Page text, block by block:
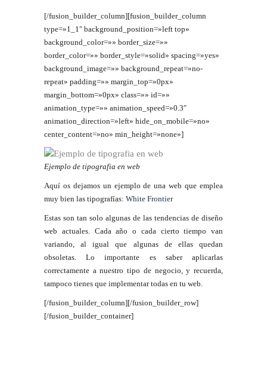
[/fusion_builder_column][fusion_builder_column
type=»1_1″ background_position=»left top»
background_color=»» border_size=»»
border_color=»» border_style=»solid» spacing=»yes»
background_image=»» background_repeat=»no-
repeat» padding=»» margin_top=»0px»
margin_bottom=»0px» class=»» id=»»
animation_type=»» animation_speed=»0.3″
animation_direction=»left» hide_on_mobile=»no»
center_content=»no» min_height=»none»]
Ejemplo de tipografia en web
Aquí os dejamos un ejemplo de una web que emplea
muy bien las tipografías: White Frontier
Estas son tan solo algunas de las tendencias de diseño
web actuales. Cada año o cada cierto tiempo van
variando, al igual que algunas de ellas quedan
obsoletas. Lo importante es saber aplicarlas
correctamente a nuestro tipo de negocio, y recuerda,
tampoco tienes que implementar todas en tu web.
[/fusion_builder_column][/fusion_builder_row]
[/fusion_builder_container]